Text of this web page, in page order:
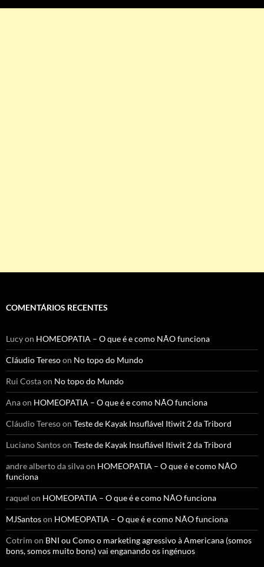
COMENTÁRIOS RECENTES
Lucyon HOMEOPATIA – O que é e como NÃO funciona
Cláudio Teresoon No topo do Mundo
Rui Costaon No topo do Mundo
Anaon HOMEOPATIA – O que é e como NÃO funciona
Cláudio Teresoon Teste de Kayak Insuflável Itiwit 2 da Tribord
Luciano Santoson Teste de Kayak Insuflável Itiwit 2 da Tribord
andre alberto da silvaon HOMEOPATIA – O que é e como NÃO
funciona
raquel on HOMEOPATIA – O que é e como NÃO funciona
MJSantoson HOMEOPATIA – O que é e como NÃO funciona
Cotrim on BNI ou Como o marketing agressivo à Americana (somos
bons, somos muito bons) vai enganando os ingénuos